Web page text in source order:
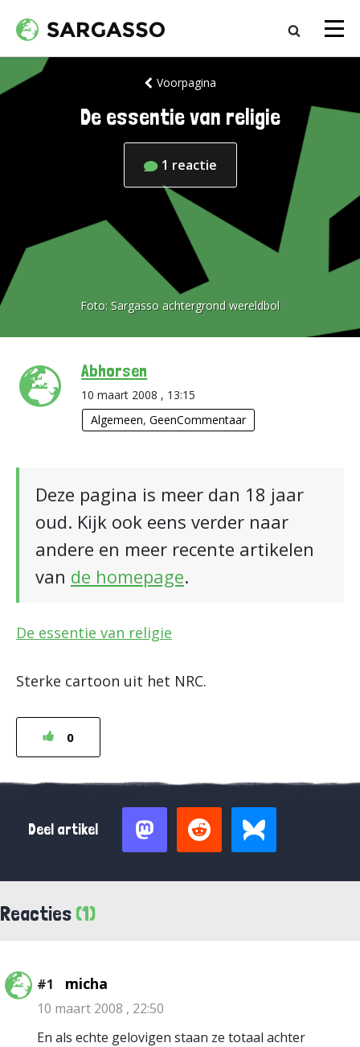
Voorpagina
De essentie van religie
1 reactie
Foto: Sargasso achtergrond wereldbol
Abhorsen
10 maart 2008 , 13:15
Algemeen,GeenCommentaar
Deze pagina is meer dan 18 jaar
oud. Kijk ook eens verder naar
andere en meer recente artikelen
van de homepage.
De essentie van religie
Sterke cartoon uit het NRC.
0
Deel artikel
Reacties (1)
#1 micha
10 maart 2008 , 22:50
En als echte gelovigen staan ze totaal achter